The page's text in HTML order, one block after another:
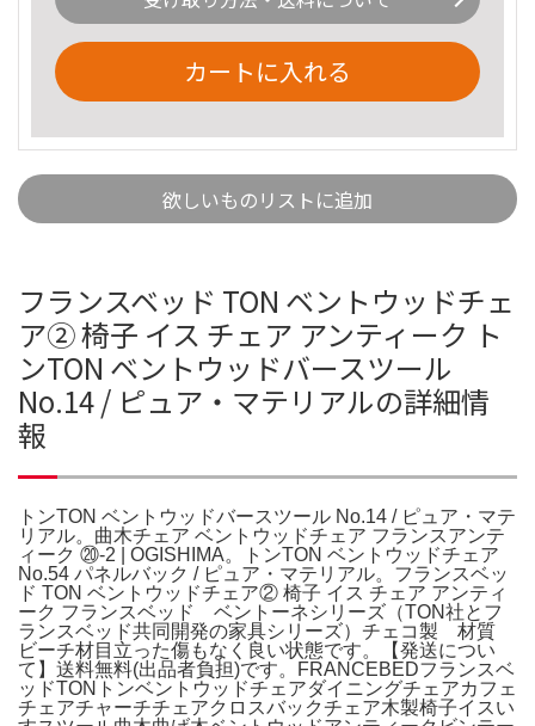
カートに入れる
欲しいものリストに追加
フランスベッド TON ベントウッドチェ
ア② 椅子 イス チェア アンティーク ト
ンTON ベントウッドバースツール
No.14 / ピュア・マテリアルの詳細情
報
トンTON ベントウッドバースツール No.14 / ピュア・マテ
リアル。曲木チェア ベントウッドチェア フランスアンテ
ィーク ⑳-2 | OGISHIMA。トンTON ベントウッドチェア
No.54 パネルバック / ピュア・マテリアル。フランスベッ
ド TON ベントウッドチェア② 椅子 イス チェア アンティ
ーク フランスベッド ベントーネシリーズ（TON社とフ
ランスベッド共同開発の家具シリーズ）チェコ製 材質
ビーチ材目立った傷もなく良い状態です。【発送につい
て】送料無料(出品者負担)です。FRANCEBEDフランスベ
ッドTONトンベントウッドチェアダイニングチェアカフェ
チェアチャーチチェアクロスバックチェア木製椅子イスい